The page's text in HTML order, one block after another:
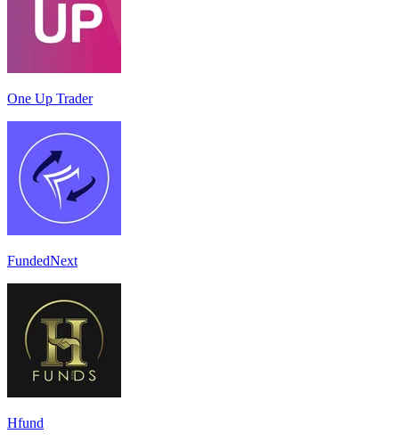
One Up Trader
FundedNext
Hfund